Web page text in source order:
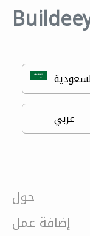
حول
إضافة عمل